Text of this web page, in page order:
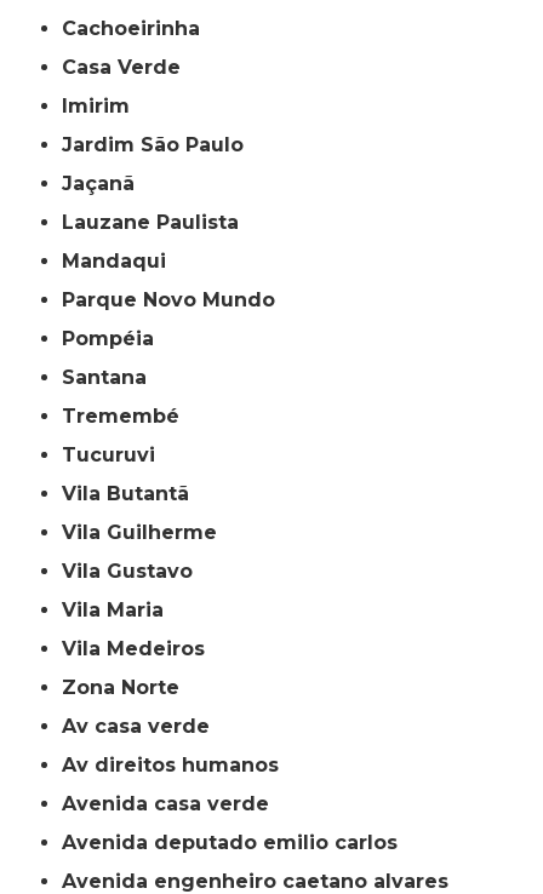
Cachoeirinha
Casa Verde
Imirim
Jardim São Paulo
Jaçanã
Lauzane Paulista
Mandaqui
Parque Novo Mundo
Pompéia
Santana
Tremembé
Tucuruvi
Vila Butantã
Vila Guilherme
Vila Gustavo
Vila Maria
Vila Medeiros
Zona Norte
av casa verde
av direitos humanos
avenida casa verde
avenida deputado emilio carlos
avenida engenheiro caetano alvares